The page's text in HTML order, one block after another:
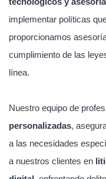
implementar políticas
proporcionamos
cumplimiento de las
línea.
Nuestro equipo de
personalizadas,
a las necesidades
a nuestros clientes en